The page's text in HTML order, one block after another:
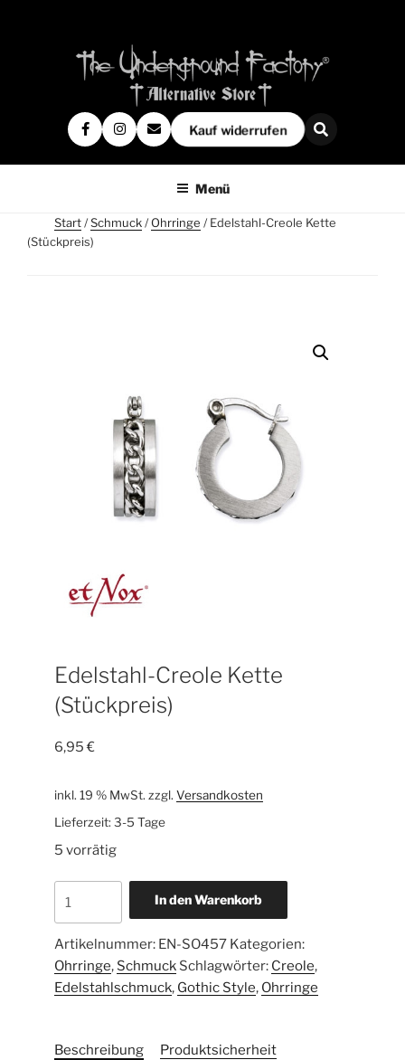
Kauf widerrufen
Menü
Start/Schmuck/Ohrringe / Edelstahl-Creole Kette
(Stückpreis)
Edelstahl-Creole Kette
(Stückpreis)
6,95€
inkl. 19 % MwSt. zzgl. Versandkosten
Lieferzeit: 3-5 Tage
5 vorrätig
In den Warenkorb
Artikelnummer: EN-SO457 Kategorien:
Ohrringe, Schmuck Schlagwörter: Creole,
Edelstahlschmuck, Gothic Style, Ohrringe
Beschreibung Produktsicherheit